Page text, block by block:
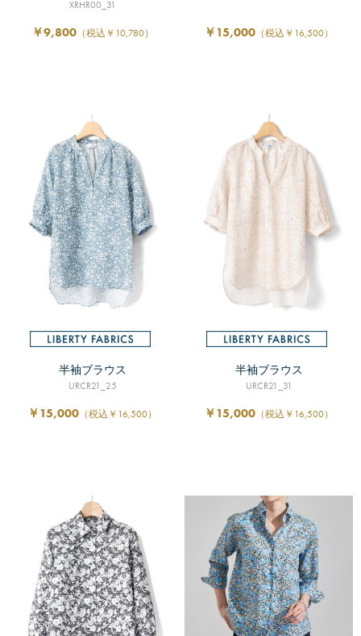
XRHR00_31
￥9,800（税込￥10,780） ￥15,000 （税込￥16,500）
半袖ブラウス
URCR21_25
￥15,000 （税込￥16,500）
半袖ブラウス
URCR21_31
￥15,000 （税込￥16,500）